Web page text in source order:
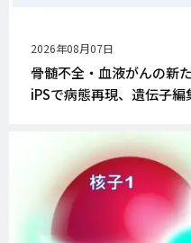
公
開
日
2026年08月07日
骨髄不全・血液がんの新
iPSで病態再現、遺伝子